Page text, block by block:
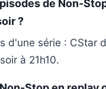
de Non-
?
d'une série : CStar
à 21h10.